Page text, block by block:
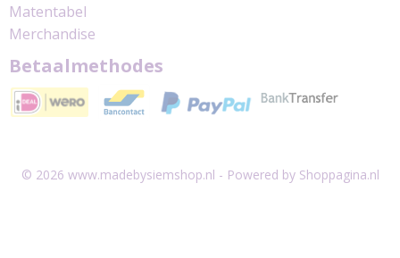
Matentabel
Merchandise
Betaalmethodes
© 2026 www.madebysiemshop.nl - Powered by Shoppagina.nl